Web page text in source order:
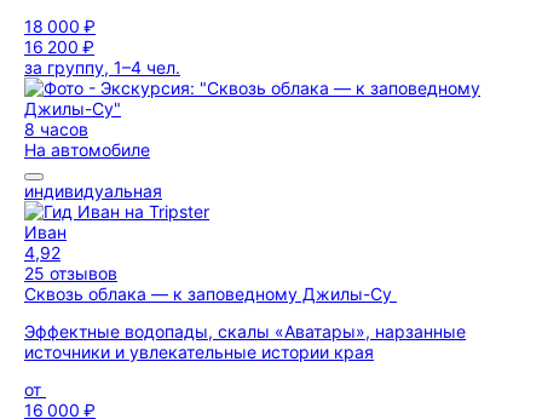
18 000 ₽
16 200 ₽
за группу, 1–4 чел.
8 часов
На автомобиле
индивидуальная
Иван
4,92
25 отзывов
Cквозь облака — к заповедному Джилы-Су
Эффектные водопады, скалы «Аватары», нарзанные
источники и увлекательные истории края
от
16 000 ₽